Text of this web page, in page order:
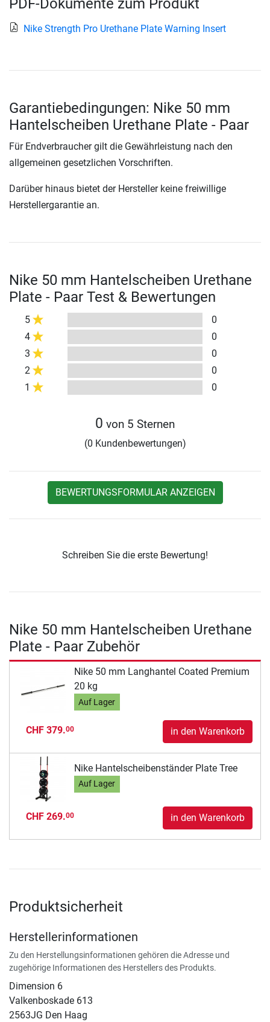
PDF-Dokumente zum Produkt
Nike Strength Pro Urethane Plate Warning Insert
Garantiebedingungen: Nike 50 mm
Hantelscheiben Urethane Plate - Paar
Für Endverbraucher gilt die Gewährleistung nach den
allgemeinen gesetzlichen Vorschriften.
Darüber hinaus bietet der Hersteller keine freiwillige
Herstellergarantie an.
Nike 50 mm Hantelscheiben Urethane
Plate - Paar Test & Bewertungen
5
0
4
0
3
0
2
0
1
0
0 von 5 Sternen
(0 Kundenbewertungen)
BEWERTUNGSFORMULAR ANZEIGEN
Schreiben Sie die erste Bewertung!
Nike 50 mm Hantelscheiben Urethane
Plate - Paar Zubehör
Nike 50 mm Langhantel Coated Premium
20 kg
Auf Lager
CHF 379.00 in den Warenkorb
Nike Hantelscheibenständer Plate Tree
Auf Lager
CHF 269.00 in den Warenkorb
Produktsicherheit
Herstellerinformationen
Zu den Herstellungsinformationen gehören die Adresse und
zugehörige Informationen des Herstellers des Produkts.
Dimension 6
Valkenboskade 613
2563JG Den Haag